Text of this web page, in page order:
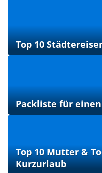
Top 10
Packliste für
Top 10 Mutter &
Kurzurlaub